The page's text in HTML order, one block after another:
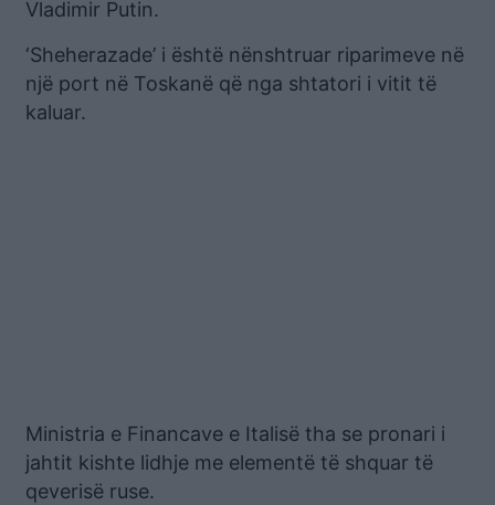
Vladimir Putin.
‘Sheherazade’ i është nënshtruar riparimeve në
një port në Toskanë që nga shtatori i vitit të
kaluar.
Ministria e Financave e Italisë tha se pronari i
jahtit kishte lidhje me elementë të shquar të
qeverisë ruse.